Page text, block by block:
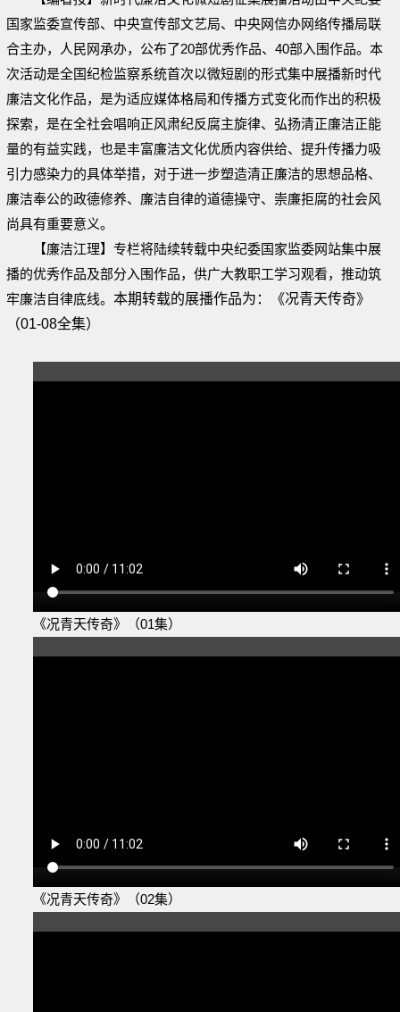
国家监委宣传部、中央宣传部文艺局、中央网信办网络传播局联
合主办，人民网承办，公布了20部优秀作品、40部入围作品。本
次活动是全国纪检监察系统首次以微短剧的形式集中展播新时代
廉洁文化作品，是为适应媒体格局和传播方式变化而作出的积极
探索，是在全社会唱响正风肃纪反腐主旋律、弘扬清正廉洁正能
量的有益实践，也是丰富廉洁文化优质内容供给、提升传播力吸
引力感染力的具体举措，对于进一步塑造清正廉洁的思想品格、
廉洁奉公的政德修养、廉洁自律的道德操守、崇廉拒腐的社会风
尚具有重要意义。
【廉洁江理】专栏将陆续转载中央纪委国家监委网站集中展
播的优秀作品及部分入围作品，供广大教职工学习观看，推动筑
牢廉洁自律底线。 本期转载的展播作品为：《况青天传奇》
（01-08全集）
《况青天传奇》（01集）
《况青天传奇》（02集）